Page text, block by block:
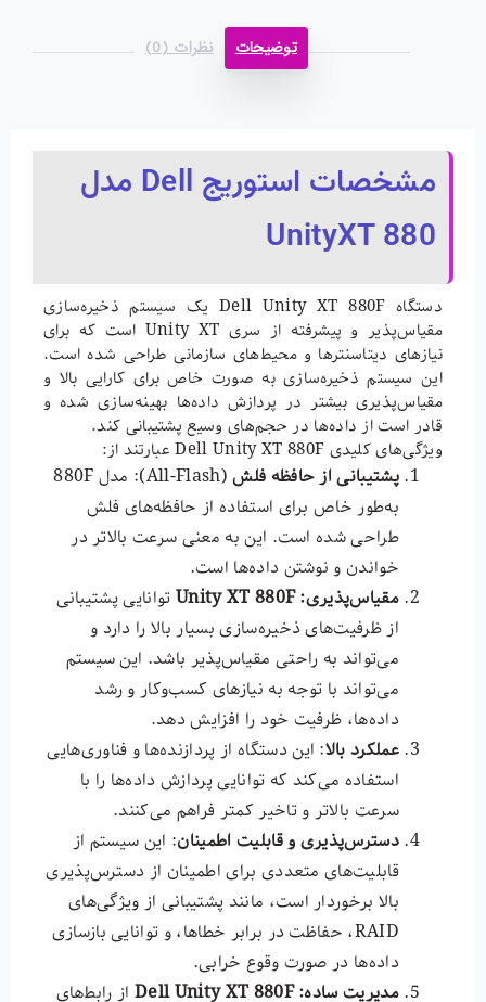
توضیحات نظرات (0)
مشخصات استوریج Dell مدل
UnityXT 880
دستگاه Dell Unity XT 880F یک سیستم ذخیره‌سازی
مقیاس‌پذیر و پیشرفته از سری Unity XT است که برای
نیازهای دیتاسنترها و محیط‌های سازمانی طراحی شده است.
این سیستم ذخیره‌سازی به صورت خاص برای کارایی بالا و
مقیاس‌پذیری بیشتر در پردازش داده‌ها بهینه‌سازی شده و
قادر است از داده‌ها در حجم‌های وسیع پشتیبانی کند.
ویژگی‌های کلیدی Dell Unity XT 880F عبارتند از:
پشتیبانی از حافظه فلش
(All-Flash): مدل 880F
به‌طور خاص برای استفاده از حافظه‌های فلش
طراحی شده است. این به معنی سرعت بالاتر در
خواندن و نوشتن داده‌ها است.
مقیاس‌پذیری: Unity XT 880F
توانایی پشتیبانی
از ظرفیت‌های ذخیره‌سازی بسیار بالا را دارد و
می‌تواند به راحتی مقیاس‌پذیر باشد. این سیستم
می‌تواند با توجه به نیازهای کسب‌وکار و رشد
داده‌ها، ظرفیت خود را افزایش دهد.
عملکرد بالا: این دستگاه از پردازنده‌ها و فناوری‌هایی
استفاده می‌کند که توانایی پردازش داده‌ها را با
سرعت بالاتر و تاخیر کمتر فراهم می‌کنند.
دسترس‌پذیری و قابلیت اطمینان: این سیستم از
قابلیت‌های متعددی برای اطمینان از دسترس‌پذیری
بالا برخوردار است، مانند پشتیبانی از ویژگی‌های
RAID، حفاظت در برابر خطاها، و توانایی بازسازی
داده‌ها در صورت وقوع خرابی.
مدیریت ساده: Dell Unity XT 880F از رابط‌های